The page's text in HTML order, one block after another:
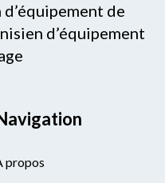
de
d’équipement
propos